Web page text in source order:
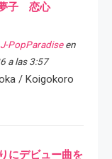
夢子 恋心
PopParadiseen
a las 3:57
/ Koigokoro
にデビュー曲を